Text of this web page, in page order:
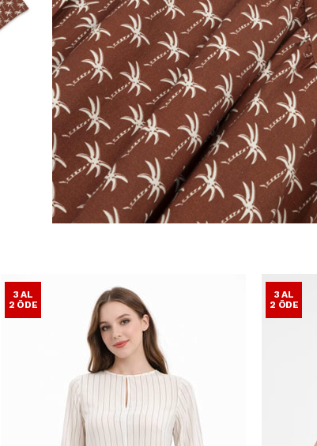
3 AL
2 ÖDE
3 AL
2 ÖDE